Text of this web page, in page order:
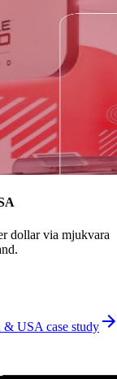
dollar via mjukvara
USA case study